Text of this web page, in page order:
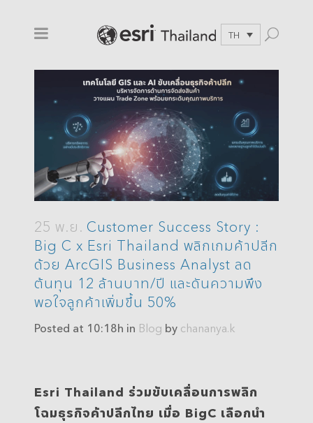
TH
25 พ.ย. Customer Success Story :
Big C x Esri Thailand พลิกเกมค้าปลีก
ด้วย ArcGIS Business Analyst ลด
ต้นทุน 12 ล้านบาท/ปี และดันความพึง
พอใจลูกค้าเพิ่มขึ้น 50%
Posted at 10:18h in Blog by chananya.k
Esri Thailand ร่วมขับเคลื่อนการพลิก
โฉมธุรกิจค้าปลีกไทย เมื่อ BigC เลือกนำ